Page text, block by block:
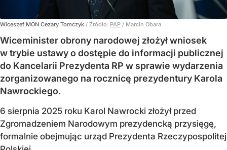
Wiceszef MON Cezary Tomczyk / Źródło: PAP / Marcin Obara
Wiceminister obrony narodowej złożył wniosek
w trybie ustawy o dostępie do informacji publicznej
do Kancelarii Prezydenta RP w sprawie wydarzenia
zorganizowanego na rocznicę prezydentury Karola
Nawrockiego.
6 sierpnia 2025 roku Karol Nawrocki złożył przed
Zgromadzeniem Narodowym prezydencką przysięgę,
formalnie obejmując urząd Prezydenta Rzeczypospolitej